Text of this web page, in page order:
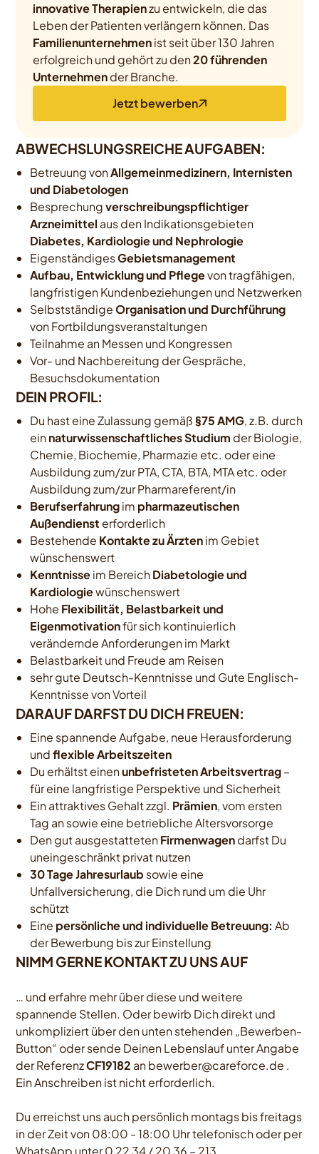
innovative Therapienzu entwickeln, die das
Leben der Patienten verlängern können. Das
Familienunternehmenist seit über 130 Jahren
erfolgreich und gehört zu den20 führenden
Unternehmender Branche.
Jetzt bewerben
ABWECHSLUNGSREICHE AUFGABEN:
Betreuung vonAllgemeinmedizinern, Internisten
und Diabetologen
Besprechungverschreibungspflichtiger
Arzneimittel aus den Indikationsgebieten
Diabetes, Kardiologie und Nephrologie
EigenständigesGebietsmanagement
Aufbau, Entwicklung und Pflegevon tragfähigen,
langfristigen Kundenbeziehungen und Netzwerken
SelbstständigeOrganisation und Durchführung
von Fortbildungsveranstaltungen
Teilnahme an Messen und Kongressen
Vor- und Nachbereitung der Gespräche,
Besuchsdokumentation
DEIN PROFIL:
Du hast eine Zulassung gemäß §75 AMG, z.B. durch
einnaturwissenschaftliches Studium der Biologie,
Chemie, Biochemie, Pharmazie etc. oder eine
Ausbildung zum/zur PTA, CTA, BTA, MTA etc. oder
Ausbildung zum/zur Pharmareferent/in
Berufserfahrungim pharmazeutischen
Außendienst erforderlich
Bestehende Kontakte zu Ärztenim Gebiet
wünschenswert
Kenntnisseim BereichDiabetologie und
Kardiologiewünschenswert
Hohe Flexibilität, Belastbarkeit und
Eigenmotivationfür sich kontinuierlich
verändernde Anforderungen im Markt
Belastbarkeit und Freude am Reisen
sehr gute Deutsch-Kenntnisse und Gute Englisch-
Kenntnisse von Vorteil
DARAUF DARFST DU DICH FREUEN:
Eine spannende Aufgabe, neue Herausforderung
undflexible Arbeitszeiten
Du erhältst einenunbefristeten Arbeitsvertrag–
für eine langfristige Perspektive und Sicherheit
Ein attraktives Gehalt zzgl. Prämien, vom ersten
Tag an sowie eine betriebliche Altersvorsorge
Den gut ausgestattetenFirmenwagendarfst Du
uneingeschränkt privat nutzen
30 Tage Jahresurlaub sowie eine
Unfallversicherung, die Dich rund um die Uhr
schützt
Eine persönliche und individuelle Betreuung: Ab
der Bewerbung bis zur Einstellung
NIMM GERNE KONTAKT ZU UNS AUF
… und erfahre mehr über diese und weitere
spannende Stellen. Oder bewirb Dich direkt und
unkompliziert über den unten stehenden „Bewerben-
Button“ oder sende Deinen Lebenslauf unter Angabe
der ReferenzCF19182 anbewerber@careforce.de .
Ein Anschreiben ist nicht erforderlich.
Du erreichst uns auch persönlich montags bis freitags
in der Zeit von 08:00 - 18:00 Uhr telefonisch oder per
WhatsApp unter 0 22 34 / 20 36 – 213.